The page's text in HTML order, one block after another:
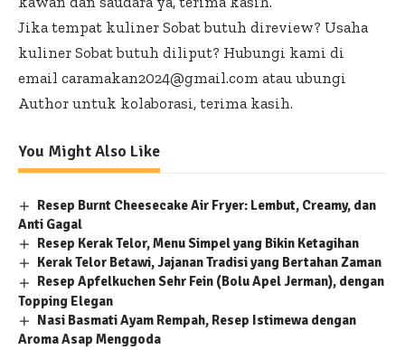
Jika tempat kuliner Sobat butuh direview? Usaha
kuliner Sobat butuh diliput? Hubungi kami di
email caramakan2024@gmail.com atau ubungi
Author untuk kolaborasi, terima kasih.
You Might Also Like
Resep Burnt Cheesecake Air Fryer: Lembut, Creamy, dan
Anti Gagal
Resep Kerak Telor, Menu Simpel yang Bikin Ketagihan
Kerak Telor Betawi, Jajanan Tradisi yang Bertahan Zaman
Resep Apfelkuchen Sehr Fein (Bolu Apel Jerman), dengan
Topping Elegan
Nasi Basmati Ayam Rempah, Resep Istimewa dengan
Aroma Asap Menggoda